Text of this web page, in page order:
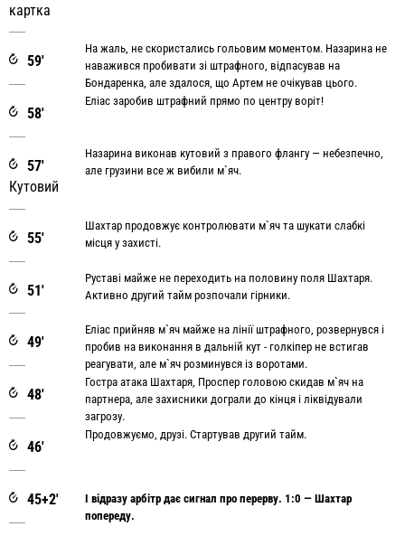
картка
59'
На жаль, не скористались гольовим моментом. Назарина не
наважився пробивати зі штрафного, відпасував на
Бондаренка, але здалося, що Артем не очікував цього.
58'
Еліас заробив штрафний прямо по центру воріт!
57'
Кутовий
Назарина виконав кутовий з правого флангу — небезпечно,
але грузини все ж вибили м`яч.
55'
Шахтар продовжує контролювати м`яч та шукати слабкі
місця у захисті.
51'
Руставі майже не переходить на половину поля Шахтаря.
Активно другий тайм розпочали гірники.
49'
Еліас прийняв м`яч майже на лінії штрафного, розвернувся і
пробив на виконання в дальній кут - голкіпер не встигав
реагувати, але м`яч розминувся із воротами.
48'
Гостра атака Шахтаря, Проспер головою скидав м`яч на
партнера, але захисники дограли до кінця і ліквідували
загрозу.
46'
Продовжуємо, друзі. Стартував другий тайм.
45+2'
І відразу арбітр дає сигнал про перерву. 1:0 — Шахтар
попереду.